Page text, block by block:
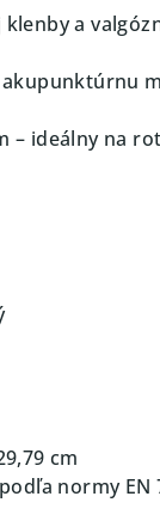
a
– ideálny na
cm
normy EN